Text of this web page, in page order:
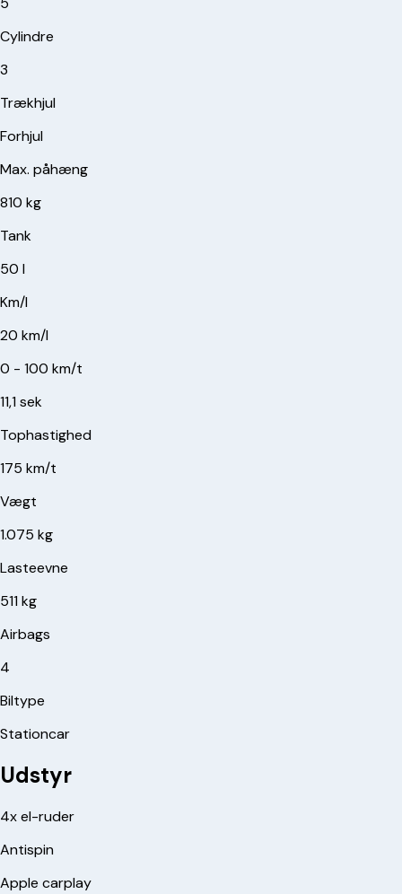
Cylindre
3
Trækhjul
Forhjul
Max. påhæng
810 kg
Tank
50 l
Km/l
20 km/l
0 - 100 km/t
11,1 sek
Tophastighed
175 km/t
Vægt
1.075 kg
Lasteevne
511 kg
Airbags
4
Biltype
Stationcar
Udstyr
4x el-ruder
Antispin
Apple carplay